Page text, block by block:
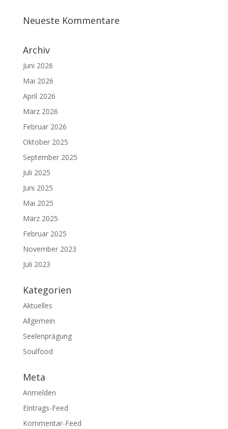
Neueste Kommentare
Archiv
Juni 2026
Mai 2026
April 2026
März 2026
Februar 2026
Oktober 2025
September 2025
Juli 2025
Juni 2025
Mai 2025
März 2025
Februar 2025
November 2023
Juli 2023
Kategorien
Aktuelles
Allgemein
Seelenprägung
Soulfood
Meta
Anmelden
Eintrags-Feed
Kommentar-Feed